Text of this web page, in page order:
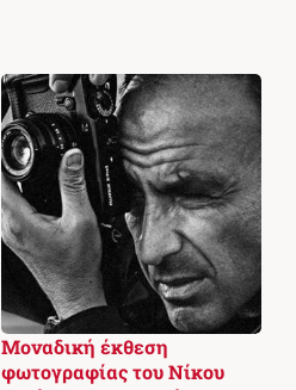
Μοναδική έκθεση
φωτογραφίας του Νίκου